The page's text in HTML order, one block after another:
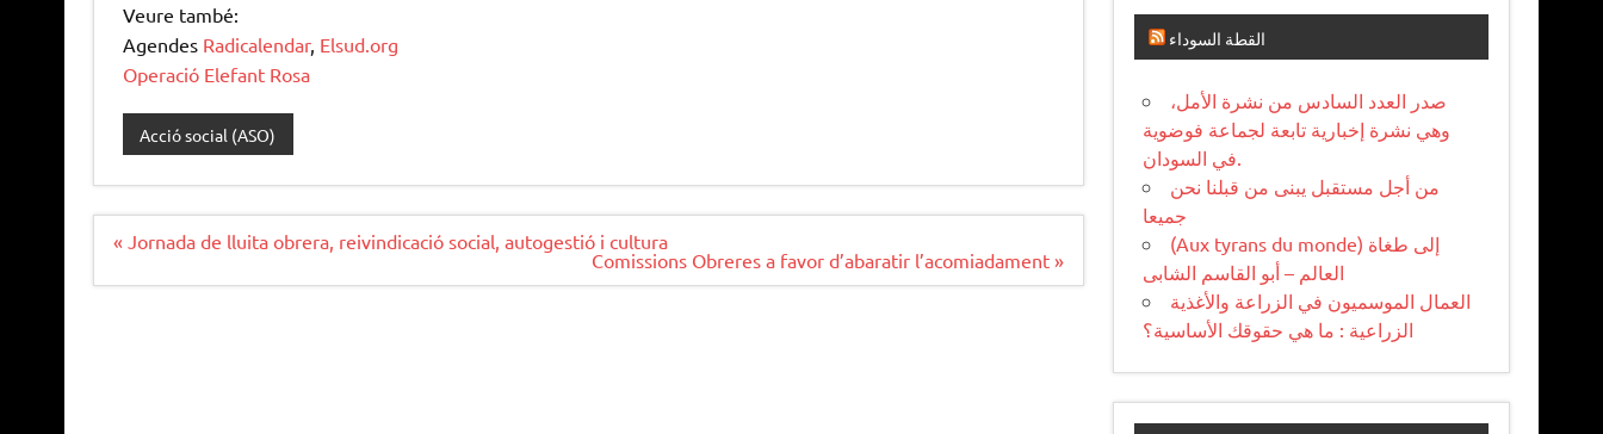
Veure també:
Agendes Radicalendar, Elsud.org
Operació Elefant Rosa
Acció social (ASO)
Navegació
« Jornada de lluita obrera, reivindicació social, autogestió i cultura
Comissions Obreres a favor d’abaratir l’acomiadament »
القطة السوداء
صدر العدد السادس من نشرة الأمل،
وهي نشرة إخبارية تابعة لجماعة فوضوية
في السودان.
من أجل مستقبل یبنی من قبلنا نحن
جمیعا
(Aux tyrans du monde) إلى طغاة
العالم – أبو القاسم الشابى
العمال الموسميون في الزراعة والأغذية
الزراعية : ما هي حقوقك الأساسية؟